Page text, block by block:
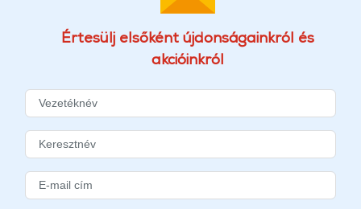
Értesülj elsőként újdonságainkról és
akcióinkról